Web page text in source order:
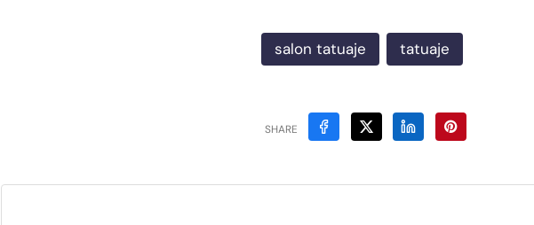
salon tatuaje tatuaje
SHARE